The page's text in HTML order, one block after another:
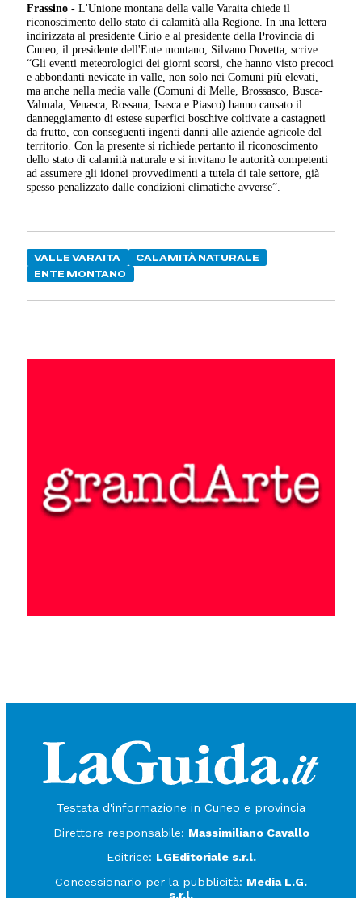
Frassino - L'Unione montana della valle Varaita chiede il
riconoscimento dello stato di calamità alla Regione. In una lettera
indirizzata al presidente Cirio e al presidente della Provincia di
Cuneo, il presidente dell'Ente montano, Silvano Dovetta, scrive:
“Gli eventi meteorologici dei giorni scorsi, che hanno visto precoci
e abbondanti nevicate in valle, non solo nei Comuni più elevati,
ma anche nella media valle (Comuni di Melle, Brossasco, Busca-
Valmala, Venasca, Rossana, Isasca e Piasco) hanno causato il
danneggiamento di estese superfici boschive coltivate a castagneti
da frutto, con conseguenti ingenti danni alle aziende agricole del
territorio. Con la presente si richiede pertanto il riconoscimento
dello stato di calamità naturale e si invitano le autorità competenti
ad assumere gli idonei provvedimenti a tutela di tale settore, già
spesso penalizzato dalle condizioni climatiche avverse”.
VALLE VARAITA
CALAMITÀ NATURALE
ENTE MONTANO
Testata d'informazione in Cuneo e provincia
Direttore responsabile: Massimiliano Cavallo
Editrice: LGEditoriale s.r.l.
Concessionario per la pubblicità: Media L.G.
s.r.l.